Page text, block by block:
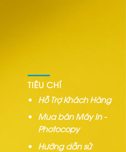
TIÊU CHÍ
Hỗ Trợ Khách Hàng
Mua bán Máy In -
Photocopy
Hướng dẫn sử